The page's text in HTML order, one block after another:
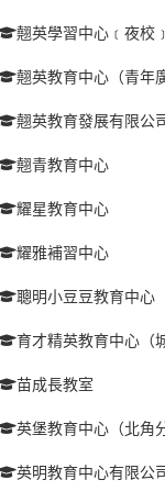
翹英學習中心﹝夜校﹞
翹英教育中心（青年
翹英教育發展有限公
翹青教育中心
耀星教育中心
耀雅補習中心
聰明小豆豆教育中心
育才精英教育中心（
苗成長教室
英堡教育中心（北角
英明教育中心有限公